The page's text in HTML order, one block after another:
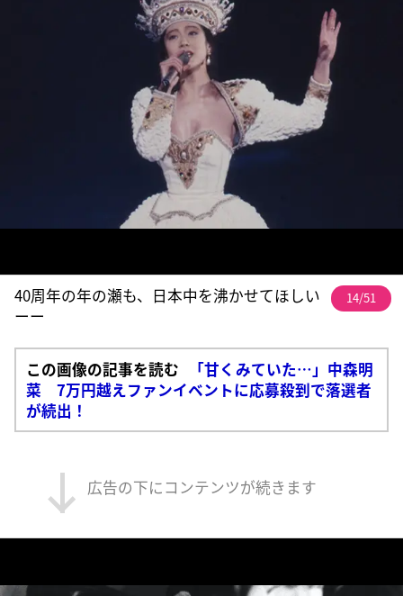
40周年の年の瀬も、日本中を沸かせてほしい
ーー
14/51
この画像の記事を読む
「甘くみていた…」中森明
菜 7万円越えファンイベントに応募殺到で落選者
が続出！
広告の下にコンテンツが続きます